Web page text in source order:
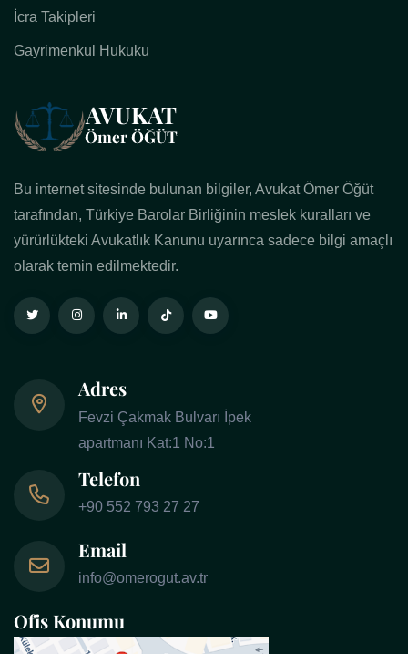
İcra Takipleri
Gayrimenkul Hukuku
Bu internet sitesinde bulunan bilgiler, Avukat Ömer Öğüt
tarafından, Türkiye Barolar Birliğinin meslek kuralları ve
yürürlükteki Avukatlık Kanunu uyarınca sadece bilgi amaçlı
olarak temin edilmektedir.
Adres
Fevzi Çakmak Bulvarı İpek
apartmanı Kat:1 No:1
Telefon
+90 552 793 27 27
Email
info@omerogut.av.tr
Ofis Konumu